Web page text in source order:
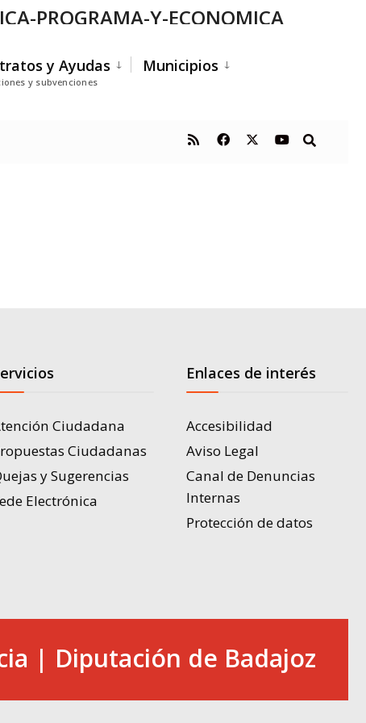
y Ayudas
y subvenciones
Municipios
PROGRAMA-Y-ECONOMICA
Ciudadana
Ciudadanas
y Sugerencias
Electrónica
Enlaces de interés
Accesibilidad
Aviso Legal
Canal de Denuncias
Internas
Protección de datos
| Diputación de Badajoz